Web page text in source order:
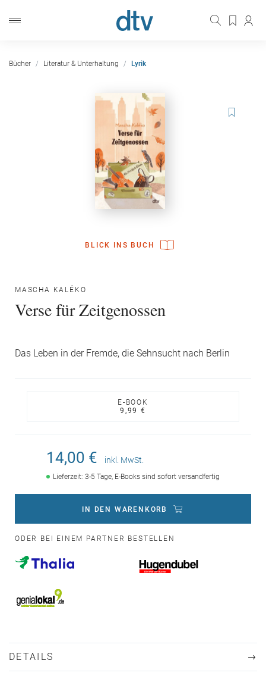
Bücher Literatur & Unterhaltung Lyrik
BLICK INS BUCH
MASCHA KALÉKO
Verse für Zeitgenossen
Das Leben in der Fremde, die Sehnsucht nach Berlin
E-BOOK
9,99 €
14,00 € inkl. MwSt.
Lieferzeit: 3-5 Tage, E-Books sind sofort versandfertig
IN DEN WARENKORB
ODER BEI EINEM PARTNER BESTELLEN
DETAILS